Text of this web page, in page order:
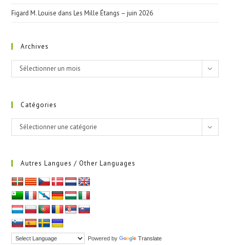
Figard M. Louise dansLes Mille Étangs – juin 2026
Archives
Archives
Sélectionner un mois
Catégories
Catégories
Sélectionner une catégorie
Autres Langues / Other Languages
Powered by Translate